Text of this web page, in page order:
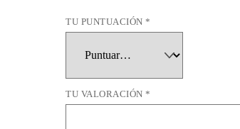
TU PUNTUACIÓN*
TU VALORACIÓN*